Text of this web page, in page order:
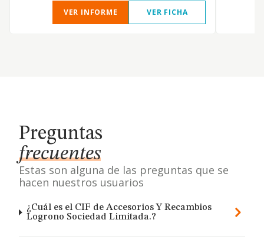
VER INFORME
VER FICHA
Preguntas
frecuentes
Estas son alguna de las preguntas que se
hacen nuestros usuarios
¿Cuál es el CIF de Accesorios Y Recambios
Logrono Sociedad Limitada.?